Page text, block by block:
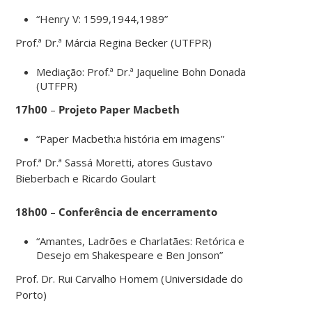
“Henry V: 1599,1944,1989”
Prof.ª Dr.ª Márcia Regina Becker (UTFPR)
Mediação: Prof.ª Dr.ª Jaqueline Bohn Donada
(UTFPR)
17h00 – Projeto Paper Macbeth
“Paper Macbeth:a história em imagens”
Prof.ª Dr.ª Sassá Moretti, atores Gustavo
Bieberbach e Ricardo Goulart
18h00 – Conferência de encerramento
“Amantes, Ladrões e Charlatães: Retórica e
Desejo em Shakespeare e Ben Jonson”
Prof. Dr. Rui Carvalho Homem (Universidade do
Porto)